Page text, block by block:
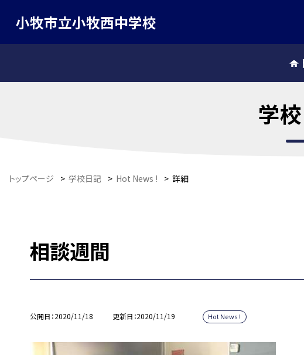
小牧市立小牧西中学校
学
トップページ > 学校日記 > Hot News ! > 詳細
相談週間
公開日 2020/11/18 更新日 2020/11/19 Hot News !